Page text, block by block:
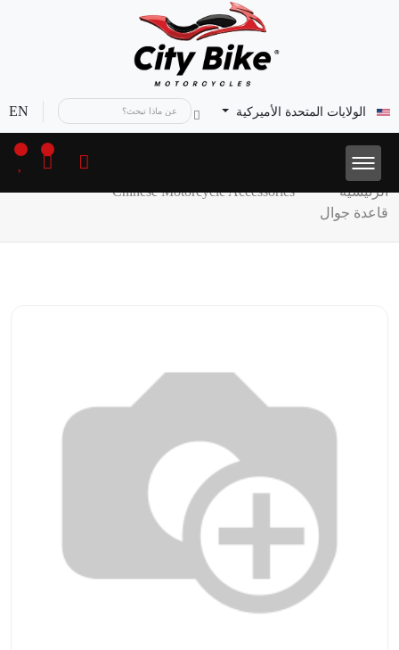
الولايات المتحدة الأميركية EN
الرئيسية
Chinese Motorcycle Accessories
قاعدة جوال